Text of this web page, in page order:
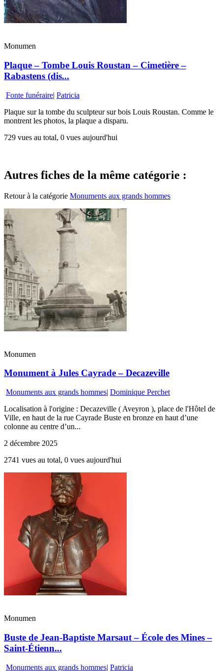
Monumen
Plaque – Tombe Louis Roustan – Cimetière –
Rabastens (dis...
Fonte funéraire| Patricia
Plaque sur la tombe du sculpteur sur bois Louis Roustan. Comme le
montrent les photos, la plaque a disparu.
729 vues au total, 0 vues aujourd'hui
Autres fiches de la même catégorie :
Retour à la catégorie Monuments aux grands hommes
Monumen
Monument à Jules Cayrade – Decazeville
Monuments aux grands hommes| Dominique Perchet
Localisation à l'origine : Decazeville ( Aveyron ), place de l'Hôtel de
Ville, en haut de la rue Cayrade Buste en bronze en haut d’une
colonne au centre d’un...
2 décembre 2025
2741 vues au total, 0 vues aujourd'hui
Monumen
Buste de Jean-Baptiste Marsaut – École des Mines –
Saint-Étienn...
Monuments aux grands hommes| Patricia